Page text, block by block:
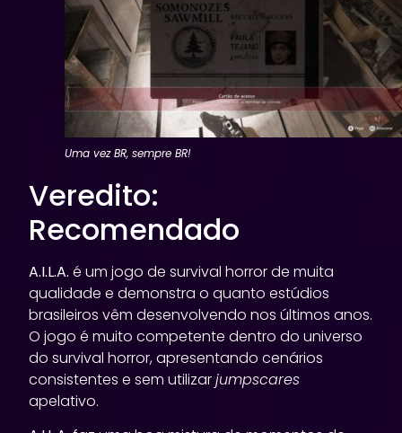
Uma vez BR, sempre BR!
Veredito:
Recomendado
A.I.L.A. é um jogo de survival horror de muita
qualidade e demonstra o quanto estúdios
brasileiros vêm desenvolvendo nos últimos anos.
O jogo é muito competente dentro do universo
do survival horror, apresentando cenários
consistentes e sem utilizarjumpscares
apelativo.